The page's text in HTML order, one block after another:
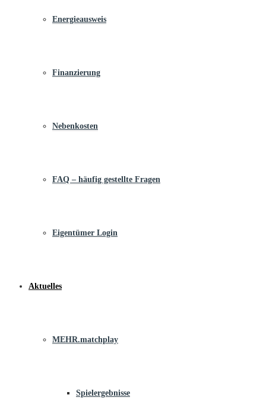
Energieausweis
Finanzierung
Nebenkosten
FAQ – häufig gestellte Fragen
Eigentümer Login
Aktuelles
MEHR.matchplay
Spielergebnisse